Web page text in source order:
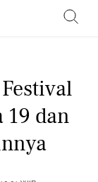
19 dan